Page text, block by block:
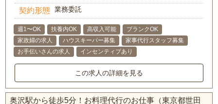
契約形態 業務委託
週1〜OK 扶養内OK 高収入可能
ブランクOK
家政婦の求人
ハウスキーパー募集
家事代行スタッフ募集
お手伝いさんの求人
インセンティブあり
この求人の詳細を見る
奥沢駅から徒歩5分！お料理代行のお仕事（東京都世田